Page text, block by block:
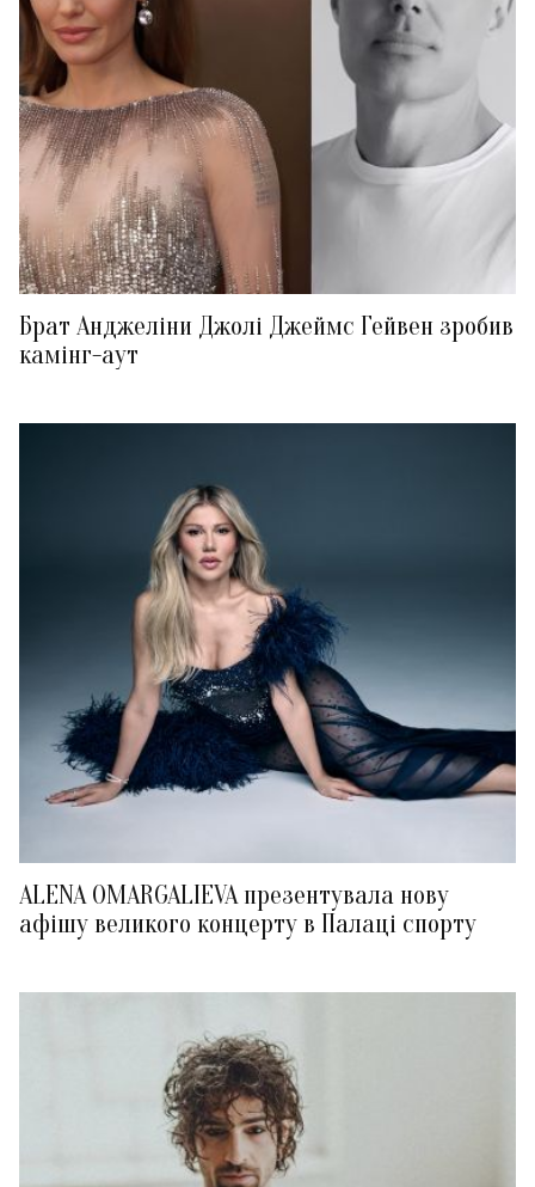
Брат Анджеліни Джолі Джеймс Гейвен зробив
камінг-аут
ALENA OMARGALIEVA презентувала нову
афішу великого концерту в Палаці спорту